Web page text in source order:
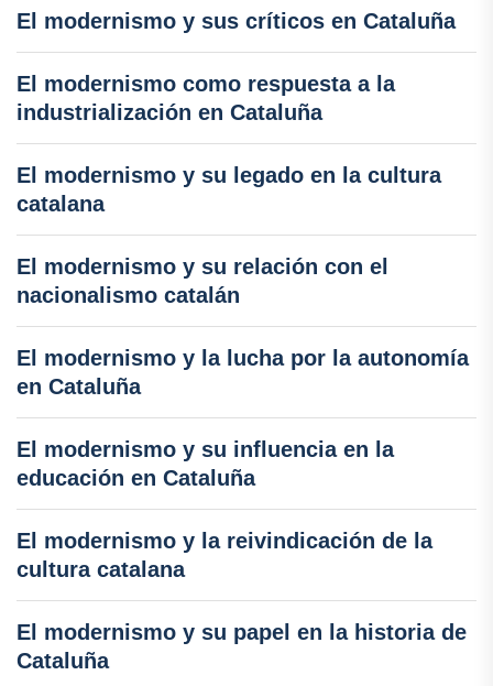
El modernismo y sus críticos en Cataluña
El modernismo como respuesta a la
industrialización en Cataluña
El modernismo y su legado en la cultura
catalana
El modernismo y su relación con el
nacionalismo catalán
El modernismo y la lucha por la autonomía
en Cataluña
El modernismo y su influencia en la
educación en Cataluña
El modernismo y la reivindicación de la
cultura catalana
El modernismo y su papel en la historia de
Cataluña